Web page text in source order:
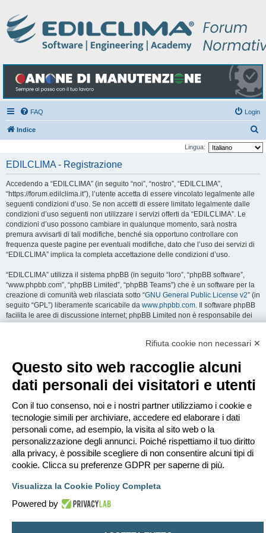
FAQ Login
Indice
e
Lingua:
EDILCLIMA - Registrazione
Accedendo a “EDILCLIMA” (in seguito “noi”, “nostro”, “EDILCLIMA”,
“https://forum.edilclima.it”), l’utente accetta di essere vincolato legalmente alle
seguenti condizioni d’uso. Se non accetti di essere limitato legalmente dalle
condizioni d’uso seguenti non utilizzare i servizi offerti da “EDILCLIMA”. Le
condizioni d’uso possono cambiare in qualunque momento, sarà nostra
premura avvisarti di tali modifiche, benché sia opportuno controllare con
frequenza queste pagine per eventuali modifiche, dato che l’uso dei servizi di
“EDILCLIMA” implica la completa accettazione delle condizioni d’uso.
“EDILCLIMA” utilizza il sistema phpBB (in seguito “loro”, “phpBB software”,
“www.phpbb.com”, “phpBB Limited”, “phpBB Teams”) che è un software per la
creazione di comunità web rilasciata sotto “GNU General Public License v2” (in
seguito “GPL”) liberamente scaricabile da www.phpbb.com . Il software phpBB
facilita le aree di discussione internet; phpBB Limited non è responsabile dei
contenuti e della gestione. Per ulteriori informazioni su phpBB:
minaccia, messaggio a sfondo sessuale, o qualsiasi altro tipo di materiale che
può violare una qualsiasi Legge del proprio Stato, o dello Stato dove
“EDILCLIMA” è ospitato, o di una Legge internazionale. Fare ciò porta
all’immediato e permanente divieto di accesso, con notifica al tuo provider
Internet se è ritenuto da noi opportuno. Tutti gli indirizzi IP sono registrati per
salvaguardare e rinforzare queste condizioni. Accetti che “EDILCLIMA” abbia il
diritto di rimuovere, riscrivere, spostare o chiudere qualsiasi argomento in
qualsiasi momento lo ritenga necessario. Come fruitore di questo servizio,
accetti che ogni informazione (dato personale) tu abbia inviato sia conservata
in un database. Al contempo queste informazioni non saranno divulgate a
nessuno senza il tuo consenso, né “EDILCLIMA” o phpBB sono da ritenersi
queste informazioni.
Rifiuta cookie non necessari ✕
Questo sito web raccoglie alcuni
dati personali dei visitatori e utenti
Con il tuo consenso, noi e i nostri partner utilizziamo i cookie e
tecnologie simili per archiviare, accedere ed elaborare i dati
personali come, ad esempio, la visita al sito web o la
personalizzazione degli annunci. Poiché rispettiamo il tuo diritto
alla privacy, è possibile scegliere di non consentire alcuni tipi di
cookie. Clicca su preferenze GDPR per saperne di più.
Visualizza la Cookie Policy Completa
Powered by